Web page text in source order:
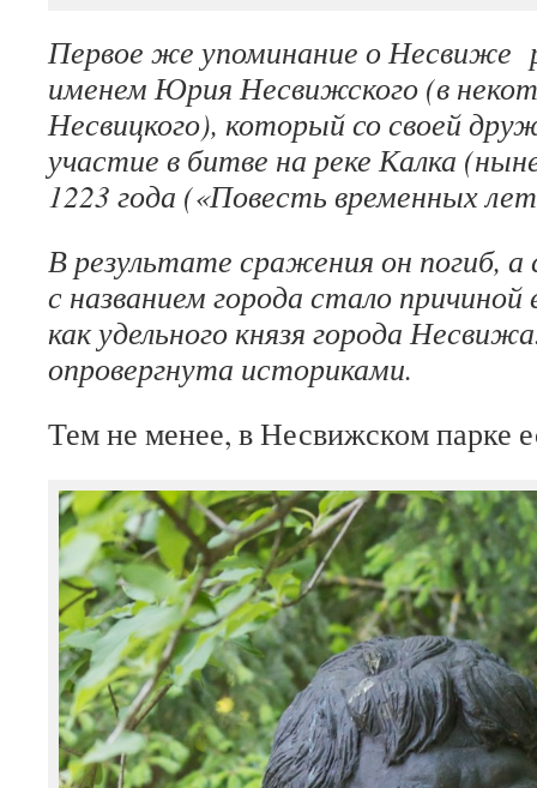
Первое же упоминание о Несвиже
именем Юрия Несвижского (в
Несвицкого), который со своей
участие в битве на реке Калка
1223 года («Повесть временных
В результате сражения он погиб, а
с названием города стало
как удельного князя города
опровергнута историками.
Тем не менее, в Несвижском парке